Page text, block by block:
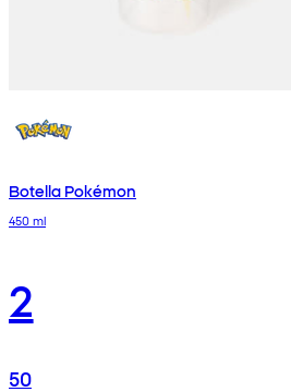
Botella Pokémon
450 ml
2
50